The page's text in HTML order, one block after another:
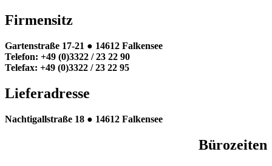
Firmensitz
Gartenstraße 17-21 ● 14612 Falkensee
Telefon: +49 (0)3322 / 23 22 90
Telefax: +49 (0)3322 / 23 22 95
Lieferadresse
Nachtigallstraße 18 ● 14612 Falkensee
Bürozeiten